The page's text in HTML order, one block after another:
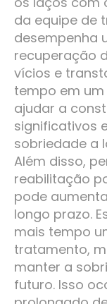
da equipe de
desempenha
recuperação
vícios e
tempo em
ajudar a
significativos
sobriedade a
Além disso,
reabilitação
pode
longo prazo.
mais tempo
tratamento,
manter a
futuro. Isso